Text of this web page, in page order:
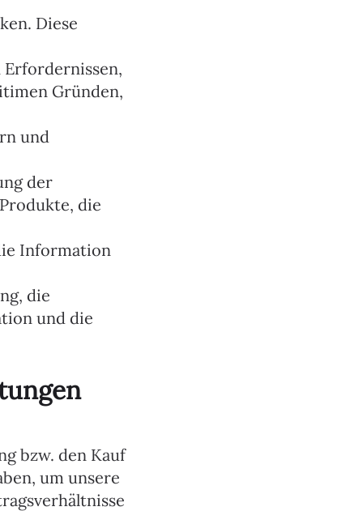
Diese
Gründen,
und
der
die
Information
die
und die
bzw. den Kauf
um unsere